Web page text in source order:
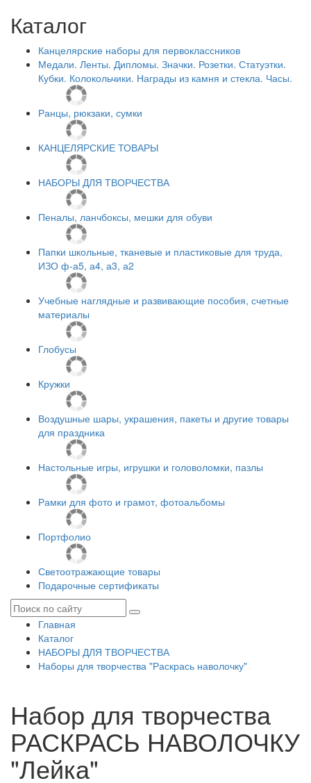
Каталог
Канцелярские наборы для первоклассников
Медали. Ленты. Дипломы. Значки. Розетки. Статуэтки.
Кубки. Колокольчики. Награды из камня и стекла. Часы.
Ранцы, рюкзаки, сумки
КАНЦЕЛЯРСКИЕ ТОВАРЫ
НАБОРЫ ДЛЯ ТВОРЧЕСТВА
Пеналы, ланчбоксы, мешки для обуви
Папки школьные, тканевые и пластиковые для труда,
ИЗО ф-а5, а4, а3, а2
Учебные наглядные и развивающие пособия, счетные
материалы
Глобусы
Кружки
Воздушные шары, украшения, пакеты и другие товары
для праздника
Настольные игры, игрушки и головоломки, пазлы
Рамки для фото и грамот, фотоальбомы
Портфолио
Светоотражающие товары
Подарочные сертификаты
Главная
Каталог
НАБОРЫ ДЛЯ ТВОРЧЕСТВА
Наборы для творчества "Раскрась наволочку"
Набор для творчества
РАСКРАСЬ НАВОЛОЧКУ
"Лейка"